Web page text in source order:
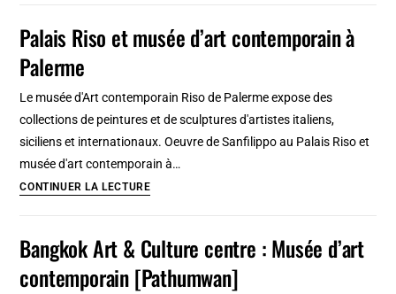
Copenhague,
Palais Riso et musée d’art contemporain à
Palerme
Le musée d'Art contemporain Riso de Palerme expose des
collections de peintures et de sculptures d'artistes italiens,
siciliens et internationaux. Oeuvre de Sanfilippo au Palais Riso et
musée d'art contemporain à…
CONTINUER LA LECTUREPalais
musée
d’art
Bangkok Art & Culture centre : Musée d’art
contemporain [Pathumwan]